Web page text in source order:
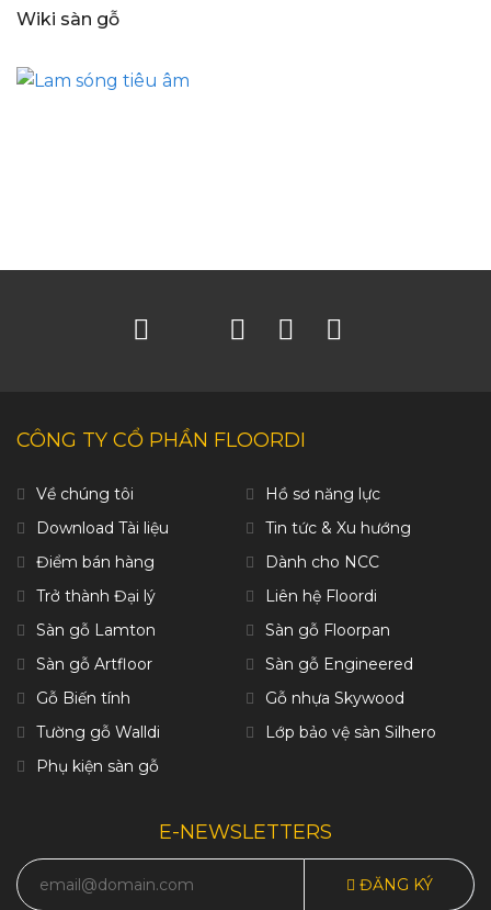
Wiki sàn gỗ
CÔNG TY CỔ PHẦN FLOORDI
Về chúng tôi
Hồ sơ năng lực
Download Tài liệu
Tin tức & Xu hướng
Điểm bán hàng
Dành cho NCC
Trở thành Đại lý
Liên hệ Floordi
Sàn gỗ Lamton
Sàn gỗ Floorpan
Sàn gỗ Artfloor
Sàn gỗ Engineered
Gỗ Biến tính
Gỗ nhựa Skywood
Tường gỗ Walldi
Lớp bảo vệ sàn Silhero
Phụ kiện sàn gỗ
E-NEWSLETTERS
ĐĂNG KÝ